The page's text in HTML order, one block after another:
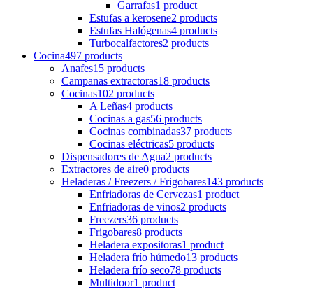
Garrafas1 product
Estufas a kerosene2 products
Estufas Halógenas4 products
Turbocalfactores2 products
Cocina497 products
Anafes15 products
Campanas extractoras18 products
Cocinas102 products
A Leñas4 products
Cocinas a gas56 products
Cocinas combinadas37 products
Cocinas eléctricas5 products
Dispensadores de Agua2 products
Extractores de aire0 products
Heladeras / Freezers / Frigobares143 products
Enfriadoras de Cervezas1 product
Enfriadoras de vinos2 products
Freezers36 products
Frigobares8 products
Heladera expositoras1 product
Heladera frío húmedo13 products
Heladera frío seco78 products
Multidoor1 product